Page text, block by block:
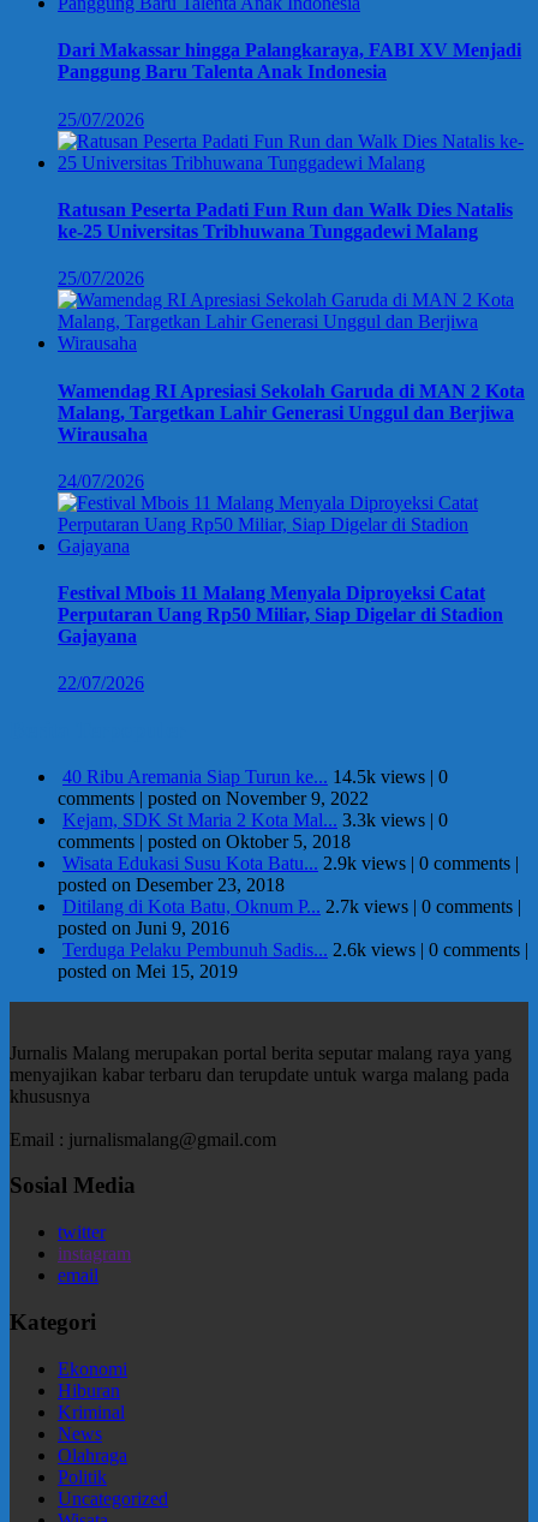
Dari Makassar hingga Palangkaraya, FABI XV Menjadi
Panggung Baru Talenta Anak Indonesia
25/07/2026
Ratusan Peserta Padati Fun Run dan Walk Dies Natalis
ke-25 Universitas Tribhuwana Tunggadewi Malang
25/07/2026
Wamendag RI Apresiasi Sekolah Garuda di MAN 2 Kota
Malang, Targetkan Lahir Generasi Unggul dan Berjiwa
Wirausaha
24/07/2026
Festival Mbois 11 Malang Menyala Diproyeksi Catat
Perputaran Uang Rp50 Miliar, Siap Digelar di Stadion
Gajayana
22/07/2026
40 Ribu Aremania Siap Turun ke... 14.5k views | 0
comments | posted on November 9, 2022
Kejam, SDK St Maria 2 Kota Mal... 3.3k views | 0
comments | posted on Oktober 5, 2018
Wisata Edukasi Susu Kota Batu... 2.9k views | 0 comments |
posted on Desember 23, 2018
Ditilang di Kota Batu, Oknum P... 2.7k views | 0 comments |
posted on Juni 9, 2016
Terduga Pelaku Pembunuh Sadis... 2.6k views | 0 comments |
posted on Mei 15, 2019
Jurnalis Malang merupakan portal berita seputar malang raya yang
menyajikan kabar terbaru dan terupdate untuk warga malang pada
khususnya
Email : jurnalismalang@gmail.com
Sosial Media
twitter
instagram
email
Kategori
Ekonomi
Hiburan
Kriminal
News
Olahraga
Politik
Uncategorized